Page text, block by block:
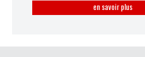
en savoir plus